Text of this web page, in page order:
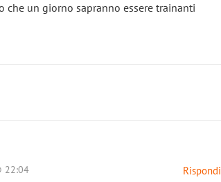
un giorno sapranno essere trainanti
Rispondi
22:04